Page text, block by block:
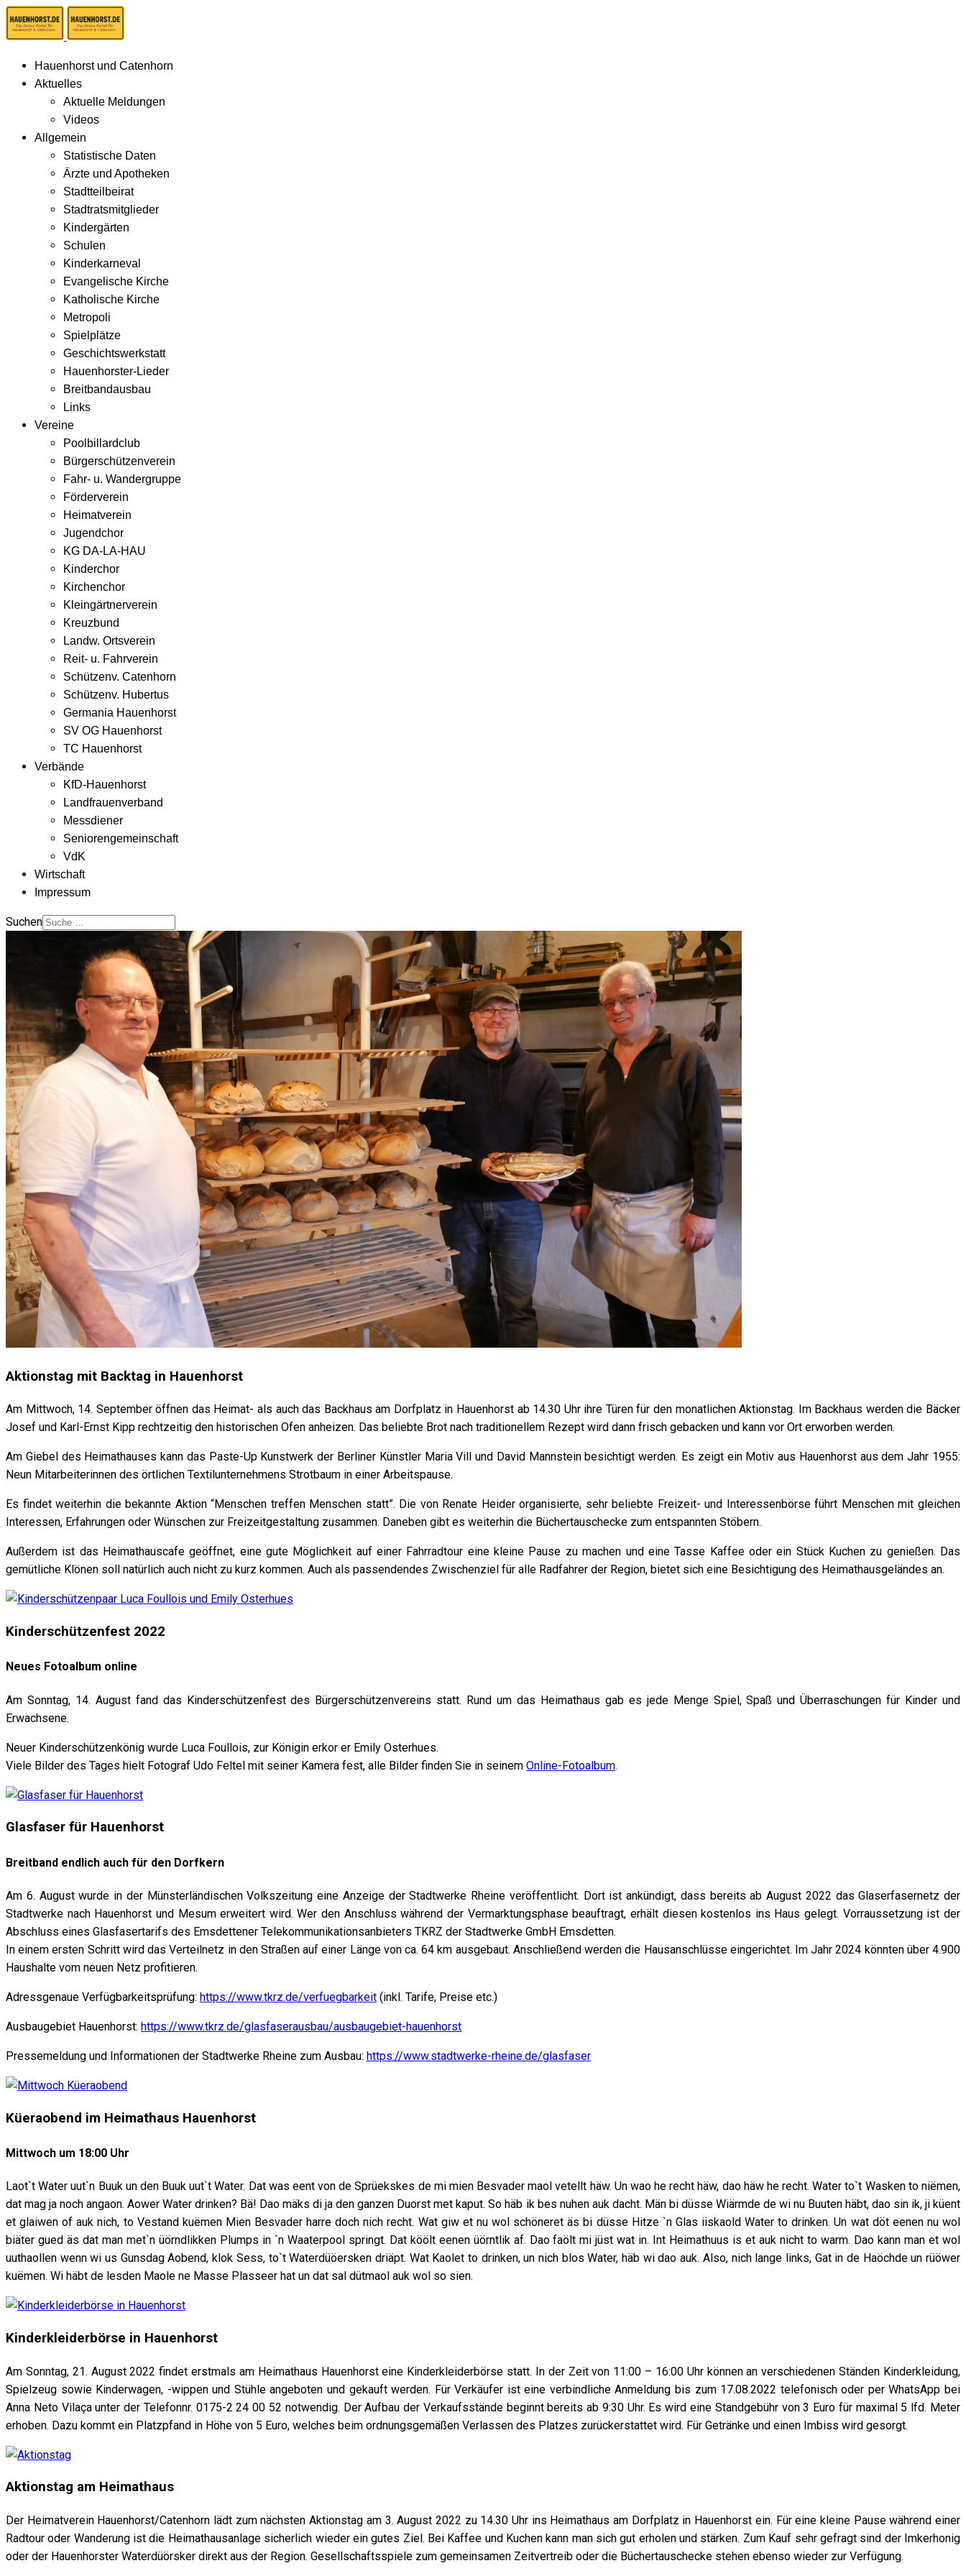
Hauenhorst und Catenhorn
Aktuelles
Aktuelle Meldungen
Videos
Allgemein
Statistische Daten
Ärzte und Apotheken
Stadtteilbeirat
Stadtratsmitglieder
Kindergärten
Schulen
Kinderkarneval
Evangelische Kirche
Katholische Kirche
Metropoli
Spielplätze
Geschichtswerkstatt
Hauenhorster-Lieder
Breitbandausbau
Links
Vereine
Poolbillardclub
Bürgerschützenverein
Fahr- u. Wandergruppe
Förderverein
Heimatverein
Jugendchor
KG DA-LA-HAU
Kinderchor
Kirchenchor
Kleingärtnerverein
Kreuzbund
Landw. Ortsverein
Reit- u. Fahrverein
Schützenv. Catenhorn
Schützenv. Hubertus
Germania Hauenhorst
SV OG Hauenhorst
TC Hauenhorst
Verbände
KfD-Hauenhorst
Landfrauenverband
Messdiener
Seniorengemeinschaft
VdK
Wirtschaft
Impressum
Suchen
Aktionstag mit Backtag in Hauenhorst
Am Mittwoch, 14. September öffnen das Heimat- als auch das Backhaus am Dorfplatz in Hauenhorst ab 14.30 Uhr ihre Türen für den monatlichen Aktionstag. Im Backhaus werden die Bäcker
Josef und Karl-Ernst Kipp rechtzeitig den historischen Ofen anheizen. Das beliebte Brot nach traditionellem Rezept wird dann frisch gebacken und kann vor Ort erworben werden.
Am Giebel des Heimathauses kann das Paste-Up Kunstwerk der Berliner Künstler Maria Vill und David Mannstein besichtigt werden. Es zeigt ein Motiv aus Hauenhorst aus dem Jahr 1955:
Neun Mitarbeiterinnen des örtlichen Textilunternehmens Strotbaum in einer Arbeitspause.
Es findet weiterhin die bekannte Aktion “Menschen treffen Menschen statt”. Die von Renate Heider organisierte, sehr beliebte Freizeit- und Interessenbörse führt Menschen mit gleichen
Interessen, Erfahrungen oder Wünschen zur Freizeitgestaltung zusammen. Daneben gibt es weiterhin die Büchertauschecke zum entspannten Stöbern.
Außerdem ist das Heimathauscafe geöffnet, eine gute Möglichkeit auf einer Fahrradtour eine kleine Pause zu machen und eine Tasse Kaffee oder ein Stück Kuchen zu genießen. Das
gemütliche Klönen soll natürlich auch nicht zu kurz kommen. Auch als passendendes Zwischenziel für alle Radfahrer der Region, bietet sich eine Besichtigung des Heimathausgeländes an.
Kinderschützenfest 2022
Neues Fotoalbum online
Am Sonntag, 14. August fand das Kinderschützenfest des Bürgerschützenvereins statt. Rund um das Heimathaus gab es jede Menge Spiel, Spaß und Überraschungen für Kinder und
Erwachsene.
Neuer Kinderschützenkönig wurde Luca Foullois, zur Königin erkor er Emily Osterhues.
Viele Bilder des Tages hielt Fotograf Udo Feltel mit seiner Kamera fest, alle Bilder finden Sie in seinem Online-Fotoalbum.
Glasfaser für Hauenhorst
Breitband endlich auch für den Dorfkern
Am 6. August wurde in der Münsterländischen Volkszeitung eine Anzeige der Stadtwerke Rheine veröffentlicht. Dort ist ankündigt, dass bereits ab August 2022 das Glaserfasernetz der
Stadtwerke nach Hauenhorst und Mesum erweitert wird. Wer den Anschluss während der Vermarktungsphase beauftragt, erhält diesen kostenlos ins Haus gelegt. Vorraussetzung ist der
Abschluss eines Glasfasertarifs des Emsdettener Telekommunikationsanbieters TKRZ der Stadtwerke GmbH Emsdetten.
In einem ersten Schritt wird das Verteilnetz in den Straßen auf einer Länge von ca. 64 km ausgebaut. Anschließend werden die Hausanschlüsse eingerichtet. Im Jahr 2024 könnten über 4.900
Haushalte vom neuen Netz profitieren.
Adressgenaue Verfügbarkeitsprüfung: https://www.tkrz.de/verfuegbarkeit (inkl. Tarife, Preise etc.)
Ausbaugebiet Hauenhorst: https://www.tkrz.de/glasfaserausbau/ausbaugebiet-hauenhorst
Pressemeldung und Informationen der Stadtwerke Rheine zum Ausbau: https://www.stadtwerke-rheine.de/glasfaser
Küeraobend im Heimathaus Hauenhorst
Mittwoch um 18:00 Uhr
Laot`t Water uut`n Buuk un den Buuk uut`t Water. Dat was eent von de Sprüekskes de mi mien Besvader maol vetellt häw. Un wao he recht häw, dao häw he recht. Water to`t Wasken to niëmen,
dat mag ja noch angaon. Aower Water drinken? Bä! Dao mäks di ja den ganzen Duorst met kaput. So häb ik bes nuhen auk dacht. Män bi düsse Wiärmde de wi nu Buuten häbt, dao sin ik, ji küent
et glaiwen of auk nich, to Vestand kuëmen Mien Besvader harre doch nich recht. Wat giw et nu wol schöneret äs bi düsse Hitze `n Glas iiskaold Water to drinken. Un wat döt eenen nu wol
biäter gued äs dat man met`n üörndlikken Plumps in `n Waaterpool springt. Dat köölt eenen üörntlik af. Dao faölt mi jüst wat in. Int Heimathuus is et auk nicht to warm. Dao kann man et wol
uuthaollen wenn wi us Gunsdag Aobend, klok Sess, to`t Waterdüöersken driäpt. Wat Kaolet to drinken, un nich blos Water, häb wi dao auk. Also, nich lange links, Gat in de Haöchde un rüöwer
kuëmen. Wi häbt de lesden Maole ne Masse Plasseer hat un dat sal dütmaol auk wol so sien.
Kinderkleiderbörse in Hauenhorst
Am Sonntag, 21. August 2022 findet erstmals am Heimathaus Hauenhorst eine Kinderkleiderbörse statt. In der Zeit von 11:00 – 16:00 Uhr können an verschiedenen Ständen Kinderkleidung,
Spielzeug sowie Kinderwagen, -wippen und Stühle angeboten und gekauft werden. Für Verkäufer ist eine verbindliche Anmeldung bis zum 17.08.2022 telefonisch oder per WhatsApp bei
Anna Neto Vilaça unter der Telefonnr. 0175-2 24 00 52 notwendig. Der Aufbau der Verkaufsstände beginnt bereits ab 9:30 Uhr. Es wird eine Standgebühr von 3 Euro für maximal 5 lfd. Meter
erhoben. Dazu kommt ein Platzpfand in Höhe von 5 Euro, welches beim ordnungsgemäßen Verlassen des Platzes zurückerstattet wird. Für Getränke und einen Imbiss wird gesorgt.
Aktionstag am Heimathaus
Der Heimatverein Hauenhorst/Catenhorn lädt zum nächsten Aktionstag am 3. August 2022 zu 14.30 Uhr ins Heimathaus am Dorfplatz in Hauenhorst ein. Für eine kleine Pause während einer
Radtour oder Wanderung ist die Heimathausanlage sicherlich wieder ein gutes Ziel. Bei Kaffee und Kuchen kann man sich gut erholen und stärken. Zum Kauf sehr gefragt sind der Imkerhonig
oder der Hauenhorster Waterdüörsker direkt aus der Region. Gesellschaftsspiele zum gemeinsamen Zeitvertreib oder die Büchertauschecke stehen ebenso wieder zur Verfügung.